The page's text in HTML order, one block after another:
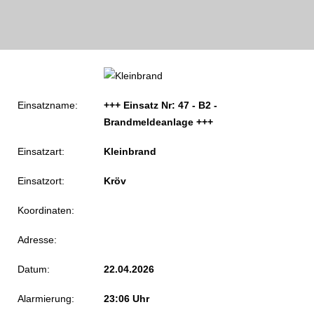
Einsatzname:
+++ Einsatz Nr: 47 - B2 -
Brandmeldeanlage +++
Einsatzart: Kleinbrand
Einsatzort: Kröv
Koordinaten:
Adresse:
Datum: 22.04.2026
Alarmierung: 23:06 Uhr